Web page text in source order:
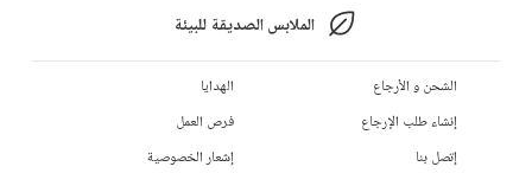
الملابس الصديقة للبيئة
الشحن و الأرجاع
إنشاء طلب الإرجاع
إتصل بنا
الهدايا
فرص العمل
إشعار الخصوصية